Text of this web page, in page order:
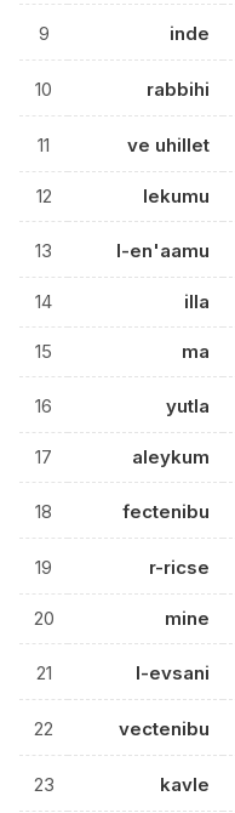
9 inde
10 rabbihi
11 ve uhillet
12 lekumu
13 l-en'aamu
14 illa
15 ma
16 yutla
17 aleykum
18 fectenibu
19 r-ricse
20 mine
21 l-evsani
22 vectenibu
23 kavle